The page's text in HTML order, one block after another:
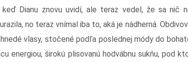
Dianu znovu uvidí, ale teraz vedel, že sa nič
no teraz vnímal iba to, aká je nádherná.
vlasy, stočené podľa poslednej módy do
energiou, širokú plisovanú hodvábnu sukňu, pod